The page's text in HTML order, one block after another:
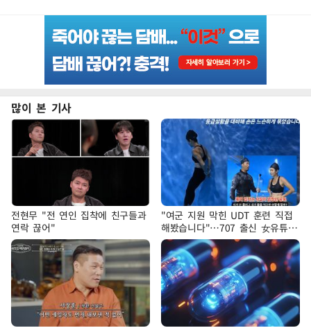
많이 본 기사
전현무 "전 연인 집착에 친구들과
연락 끊어"
"여군 지원 막힌 UDT 훈련 직접
해봤습니다"…707 출신 女유튜버
'완벽 소화'